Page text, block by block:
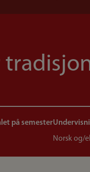
på semester
Norsk og/